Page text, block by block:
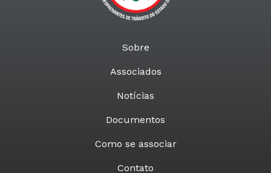
Sobre
Associados
Notícias
Documentos
Como se associar
Contato